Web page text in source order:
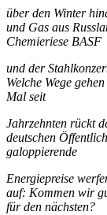
über den Winter
und Gas aus
Chemieriese BASF
und der
Welche Wege
Mal seit
Jahrzehnten rückt
deutschen
galoppierende
Energiepreise
auf: Kommen wir
für den nächsten?